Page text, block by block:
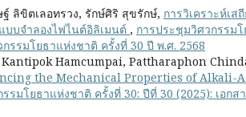
ลิขิตเลอทรวง, รักษ์ศิริ สุขรักษ์, การวิเคราะห์เ
บบจำลองไฟไนต์อิลิเมนต์ , การประชุมวิศวกรรม
รรมโยธาแห่งชาติ ครั้งที่ 30 ปี พ.ศ. 2568
Hamcumpai, Pattharaphon
the Mechanical Properties of Alkali-
รมโยธาแห่งชาติ ครั้งที่ 30: ปีที่ 30 (2025): เอก